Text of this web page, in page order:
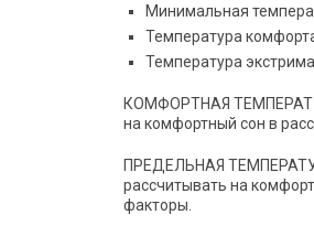
Минимальная
Температура
Температура
КОМФОРТНАЯ
на комфортный сон в
ПРЕДЕЛЬНАЯ
рассчитывать на
факторы.